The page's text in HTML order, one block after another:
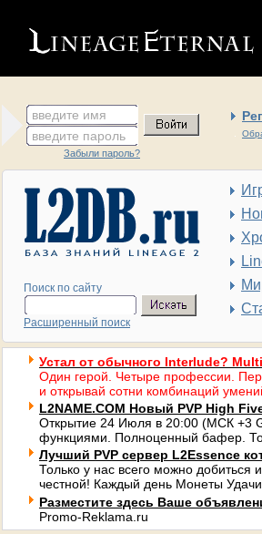
введите имя
введите пароль
Забыли пароль?
Поиск по сайту
Расширенный поиск
Устал от обычного Interlude?
Один герой. Четыре профессии.
и открывай сотни комбинаций
L2NAME.COM Новый PVP High
Открытие 24 Июля в 20:00 (МСК +3
функциями. Полноценный бафер.
Лучший PVP сервер L2Essence
Только у нас всего можно добиться
честной! Каждый день Монеты
Разместите здесь Ваше
Promo-Reklama.ru